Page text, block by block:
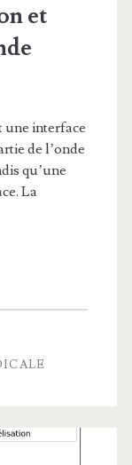
et
une interface
de l’onde
qu’une
La